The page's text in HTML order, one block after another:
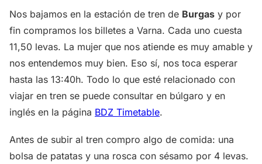
Nos bajamos en la estación de tren de Burgas y por
fin compramos los billetes a Varna. Cada uno cuesta
11,50 levas. La mujer que nos atiende es muy amable y
nos entendemos muy bien. Eso sí, nos toca esperar
hasta las 13:40h. Todo lo que esté relacionado con
viajar en tren se puede consultar en búlgaro y en
inglés en la página BDZ Timetable.
Antes de subir al tren compro algo de comida: una
bolsa de patatas y una rosca con sésamo por 4 levas.